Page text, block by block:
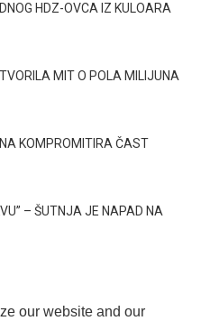
our website and our
HDZ-OVCA IZ KULOARA
MIT O POLA MILIJUNA
KOMPROMITIRA ČAST
– ŠUTNJA JE NAPAD NA